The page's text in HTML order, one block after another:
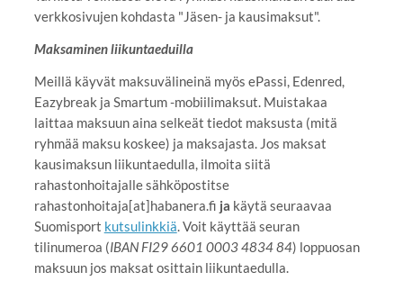
verkkosivujen kohdasta "Jäsen- ja kausimaksut".
Maksaminen liikuntaeduilla
Meillä käyvät maksuvälineinä myös ePassi, Edenred,
Eazybreak ja Smartum -mobiilimaksut. Muistakaa
laittaa maksuun aina selkeät tiedot maksusta (mitä
ryhmää maksu koskee) ja maksajasta. Jos maksat
kausimaksun liikuntaedulla, ilmoita siitä
rahastonhoitajalle sähköpostitse
rahastonhoitaja[at]habanera.fi ja käytä seuraavaa
Suomisport kutsulinkkiä . Voit käyttää seuran
tilinumeroa (IBAN FI29 6601 0003 4834 84) loppuosan
maksuun jos maksat osittain liikuntaedulla.